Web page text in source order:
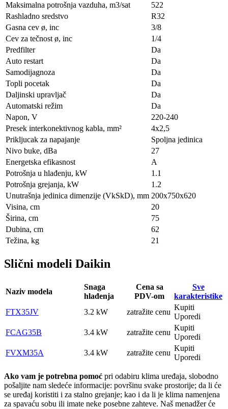
Maksimalna potrošnja vazduha, m3/sat
522
Rashladno sredstvo
R32
Gasna cev ø, inc
3/8
Cev za tečnost ø, inc
1/4
Predfilter
Da
Auto restart
Da
Samodijagnoza
Da
Topli pocetak
Da
Daljinski upravljač
Da
Automatski režim
Da
Napon, V
220-240
Presek interkonektivnog kabla, mm²
4х2,5
Prikljucak za napajanje
Spoljna jedinica
Nivo buke, dBa
27
Energetska efikasnost
A
Potrošnja u hlađenju, kW
1.1
Potrošnja grejanja, kW
1.2
Unutrašnja jedinica dimenzije (VkSkD), mm 200x750x620
Visina, сm
20
Širina, сm
75
Dubina, сm
62
Težina, kg
21
Slični modeli Daikin
Naziv modela
Snaga
hlađenja
Cena sa
PDV-om
Sve
karakteristike
FTX35JV
3.2 kW zatražite cenu
Kupiti
Uporedi
FCAG35B
3.4 kW zatražite cenu
Kupiti
Uporedi
FVXM35A
3.4 kW zatražite cenu
Kupiti
Uporedi
Ako vam je potrebna pomoć pri odabiru klima uređaja, slobodno
pošaljite nam sledeće informacije: površinu svake prostorije; da li će
se uređaj koristiti i za stalno grejanje; kao i da li je klima namenjena
za spavaću sobu ili imate neke posebne zahteve. Naš menadžer će